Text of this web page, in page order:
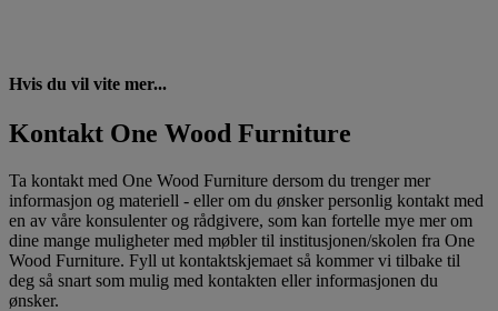
Hvis du vil vite mer...
Kontakt One Wood Furniture
Ta kontakt med One Wood Furniture dersom du trenger mer
informasjon og materiell - eller om du ønsker personlig kontakt med
en av våre konsulenter og rådgivere, som kan fortelle mye mer om
dine mange muligheter med møbler til institusjonen/skolen fra One
Wood Furniture. Fyll ut kontaktskjemaet så kommer vi tilbake til
deg så snart som mulig med kontakten eller informasjonen du
ønsker.